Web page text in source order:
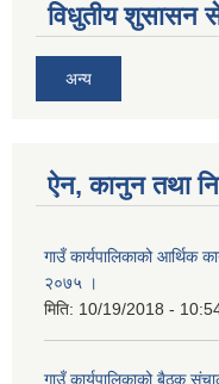
विधुतीय शुसासन
अन्य
ऐन, कानुन तथा
गाउँ कार्यपालिकाको आर्थिक
२०७५ ।
मिति: 10/19/2018 -
गाउँ कार्यपालिकाको बैठक